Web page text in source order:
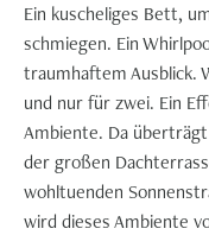
Ein kuscheliges Bett,
schmiegen. Ein
traumhaftem Ausblick.
und nur für zwei. Ein
Ambiente. Da
der großen
wohltuenden
wird dieses Ambiente